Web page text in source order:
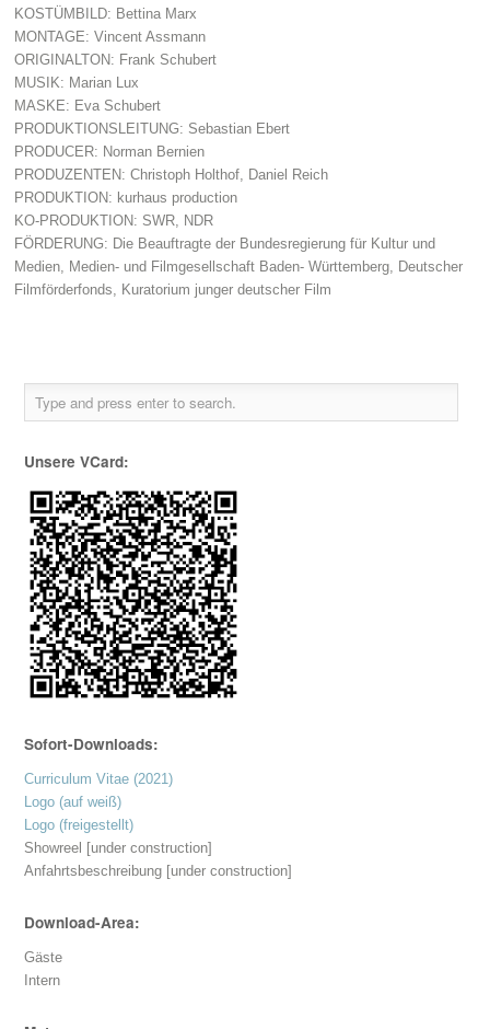
KOSTÜMBILD: Bettina Marx
MONTAGE: Vincent Assmann
ORIGINALTON: Frank Schubert
MUSIK: Marian Lux
MASKE: Eva Schubert
PRODUKTIONSLEITUNG: Sebastian Ebert
PRODUCER: Norman Bernien
PRODUZENTEN: Christoph Holthof, Daniel Reich
PRODUKTION: kurhaus production
KO-PRODUKTION: SWR, NDR
FÖRDERUNG: Die Beauftragte der Bundesregierung für Kultur und
Medien, Medien- und Filmgesellschaft Baden- Württemberg, Deutscher
Filmförderfonds, Kuratorium junger deutscher Film
Unsere VCard:
Sofort-Downloads:
Curriculum Vitae (2021)
Logo (auf weiß)
Logo (freigestellt)
Showreel [under construction]
Anfahrtsbeschreibung [under construction]
Download-Area:
Gäste
Intern